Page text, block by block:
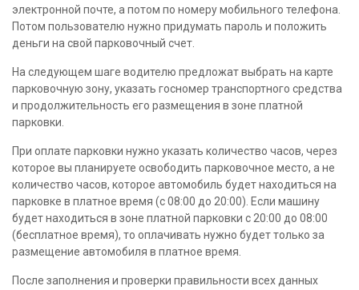
электронной почте, а потом по номеру мобильного телефона.
Потом пользователю нужно придумать пароль и положить
деньги на свой парковочный счет.
На следующем шаге водителю предложат выбрать на карте
парковочную зону, указать госномер транспортного средства
и продолжительность его размещения в зоне платной
парковки.
При оплате парковки нужно указать количество часов, через
которое вы планируете освободить парковочное место, а не
количество часов, которое автомобиль будет находиться на
парковке в платное время (с 08:00 до 20:00). Если машину
будет находиться в зоне платной парковки с 20:00 до 08:00
(бесплатное время), то оплачивать нужно будет только за
размещение автомобиля в платное время.
После заполнения и проверки правильности всех данных